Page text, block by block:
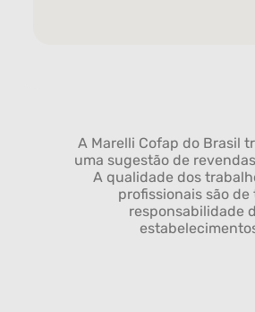
A Marelli Cofap do Brasil
uma sugestão de
A qualidade dos
profissionais são de
responsabilidade